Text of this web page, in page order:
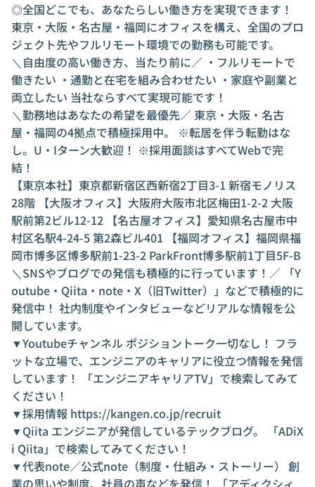
◎全国どこでも、あなたらしい働き方を実現できます！
東京・大阪・名古屋・福岡にオフィスを構え、全国のプロ
ジェクト先やフルリモート環境での勤務も可能です。
＼自由度の高い働き方、当たり前に／ ・フルリモートで
働きたい ・通勤と在宅を組み合わせたい ・家庭や副業と
両立したい 当社ならすべて実現可能です！
＼勤務地はあなたの希望を最優先／ 東京・大阪・名古
屋・福岡の4拠点で積極採用中。 ※転居を伴う転勤はな
し。U・Iターン大歓迎！ ※採用面談はすべてWebで完
結！
【東京本社】東京都新宿区西新宿2丁目3-1 新宿モノリス
28階 【大阪オフィス】大阪府大阪市北区梅田1-2-2 大阪
駅前第2ビル12-12 【名古屋オフィス】愛知県名古屋市中
村区名駅4-24-5 第2森ビル401 【福岡オフィス】福岡県福
岡市博多区博多駅前1-23-2 ParkFront博多駅前1丁目5F-B
＼SNSやブログでの発信も積極的に行っています！／ 「Y
outube・Qiita・note・X（旧Twitter）」などで積極的に
発信中！ 社内制度やインタビューなどリアルな情報を公
開しています。
▼Youtubeチャンネル ポジショントーク一切なし！ フラ
ットな立場で、エンジニアのキャリアに役立つ情報を発信
しています！ 「エンジニアキャリアTV」で検索してみて
ください！
▼採用情報 https://kangen.co.jp/recruit
▼Qiita エンジニアが発信しているテックブログ。 「ADiX
i Qiita」で検索してみてください！
▼代表note／公式note（制度・仕組み・ストーリー） 創